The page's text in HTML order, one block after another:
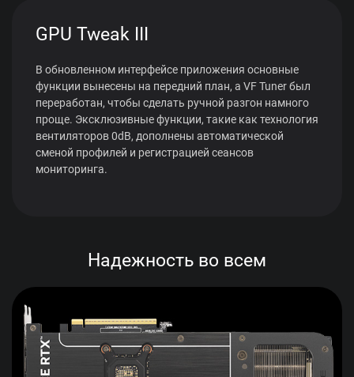
GPU Tweak III
В обновленном интерфейсе приложения основные
функции вынесены на передний план, а VF Tuner был
переработан, чтобы сделать ручной разгон намного
проще. Эксклюзивные функции, такие как технология
вентиляторов 0dB, дополнены автоматической
сменой профилей и регистрацией сеансов
мониторинга.
Надежность во всем